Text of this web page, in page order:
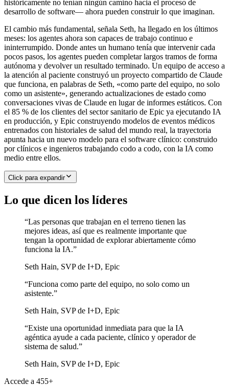
históricamente no tenían ningún camino hacia el proceso de
desarrollo de software— ahora pueden construir lo que imaginan.
El cambio más fundamental, señala Seth, ha llegado en los últimos
meses: los agentes ahora son capaces de trabajo continuo e
ininterrumpido. Donde antes un humano tenía que intervenir cada
pocos pasos, los agentes pueden completar largos tramos de forma
autónoma y devolver un resultado terminado. Un equipo de acceso a
la atención al paciente construyó un proyecto compartido de Claude
que funciona, en palabras de Seth, «como parte del equipo, no solo
como un asistente», generando actualizaciones de estado como
conversaciones vivas de Claude en lugar de informes estáticos. Con
el 85 % de los clientes del sector sanitario de Epic ya ejecutando IA
en producción, y Epic construyendo modelos de eventos médicos
entrenados con historiales de salud del mundo real, la trayectoria
apunta hacia un nuevo modelo para el software clínico: construido
por clínicos e ingenieros trabajando codo a codo, con la IA como
medio entre ellos.
Click para expandir
Lo que dicen los líderes
“Las personas que trabajan en el terreno tienen las
mejores ideas, así que es realmente importante que
tengan la oportunidad de explorar abiertamente cómo
funciona la IA.”
Seth Hain, SVP de I+D, Epic
“Funciona como parte del equipo, no solo como un
asistente.”
Seth Hain, SVP de I+D, Epic
“Existe una oportunidad inmediata para que la IA
agéntica ayude a cada paciente, clínico y operador de
sistema de salud.”
Seth Hain, SVP de I+D, Epic
Accede a 455+